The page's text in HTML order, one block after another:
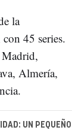
la
45 series.
Almería,
UN PEQUEÑO